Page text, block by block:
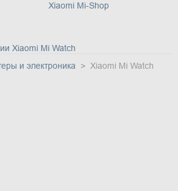
Xiaomi Mi-Shop
Xiaomi Mi Watch
и электроника Xiaomi Mi Watch